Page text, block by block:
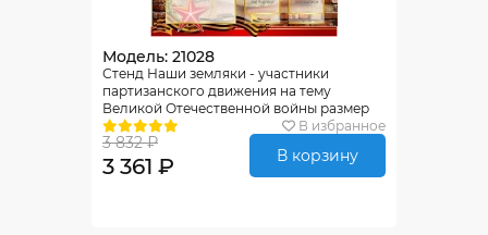
Модель: 21028
Стенд Наши земляки - участники
партизанского движения на тему
Великой Отечественной войны размер
600*900мм
В избранное
3 832 ₽
3 361 ₽ В корзину